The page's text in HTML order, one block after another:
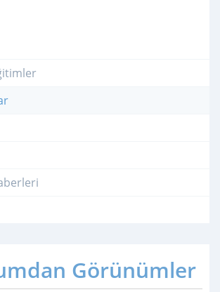
Görünümler